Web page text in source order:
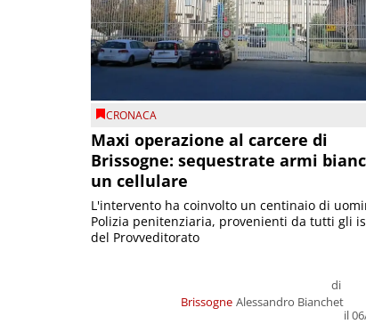
CRONACA
Maxi operazione al carcere di
Brissogne: sequestrate armi
un cellulare
Brissogne
di
Alessandro Bianchet
il
L'intervento ha coinvolto un centinaio di
Polizia penitenziaria, provenienti da tutti gli
del Provveditorato